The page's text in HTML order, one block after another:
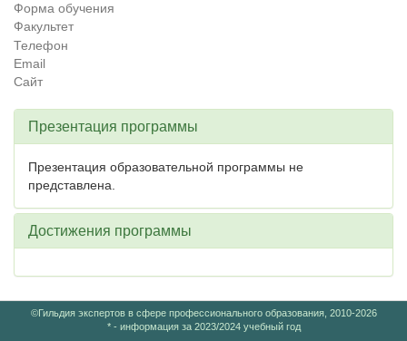
Форма обучения
Факультет
Телефон
Email
Сайт
Презентация программы
Презентация образовательной программы не
представлена.
Достижения программы
©Гильдия экспертов в сфере профессионального образования, 2010-2026
* - информация за 2023/2024 учебный год